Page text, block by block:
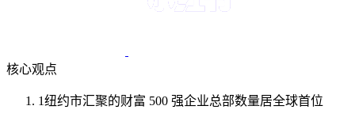
核心观点
1纽约市汇聚的财富 500 强企业总部数量居全球首位